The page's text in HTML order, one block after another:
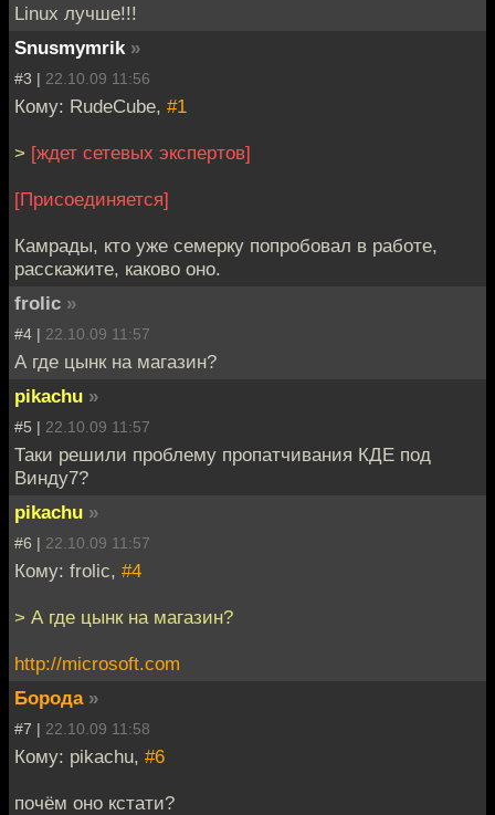
Linux лучше!!!
Snusmymrik »
#3 | 22.10.09 11:56
Кому: RudeCube, #1
> [ждет сетевых экспертов]
[Присоединяется]
Камрады, кто уже семерку попробовал в работе,
расскажите, каково оно.
frolic »
#4 | 22.10.09 11:57
А где цынк на магазин?
pikachu »
#5 | 22.10.09 11:57
Таки решили проблему пропатчивания КДЕ под
Винду7?
pikachu »
#6 | 22.10.09 11:57
Кому: frolic, #4
> А где цынк на магазин?
http://microsoft.com
Борода »
#7 | 22.10.09 11:58
Кому: pikachu, #6
почём оно кстати?